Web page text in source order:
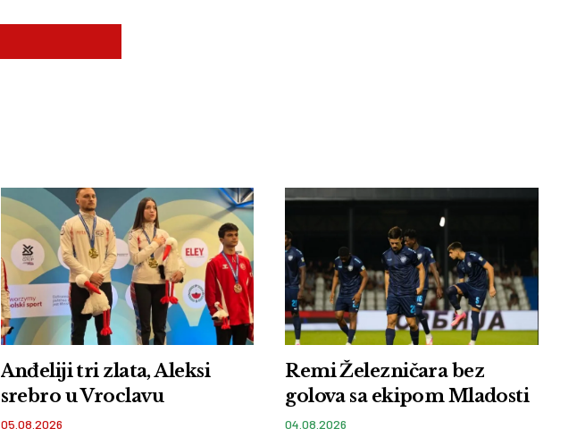
Anđeliji tri zlata, Aleksi
srebro u Vroclavu
05.08.2026
Remi Železničara bez
golova sa ekipom Mladosti
04.08.2026